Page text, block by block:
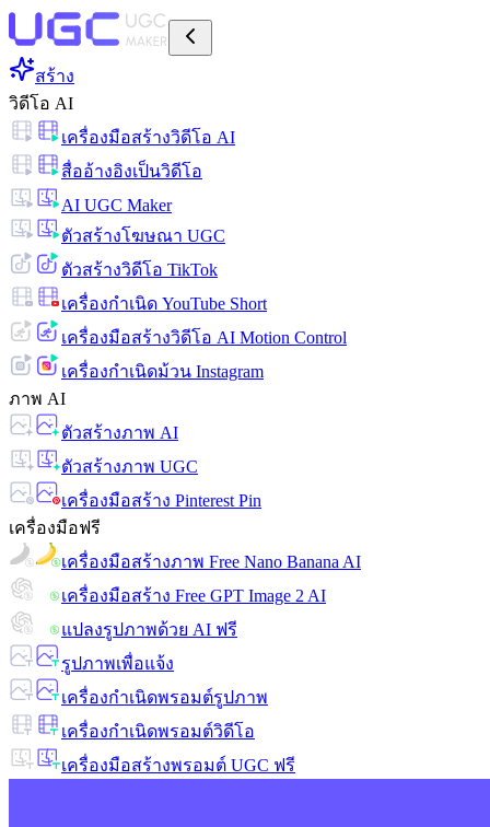
สร้าง
วิดีโอ AI
เครื่องมือสร้างวิดีโอ AI
สื่ออ้างอิงเป็นวิดีโอ
AI UGC Maker
ตัวสร้างโฆษณา UGC
ตัวสร้างวิดีโอ TikTok
เครื่องกำเนิด YouTube Short
เครื่องมือสร้างวิดีโอ AI Motion Control
เครื่องกำเนิดม้วน Instagram
ภาพ AI
ตัวสร้างภาพ AI
ตัวสร้างภาพ UGC
เครื่องมือสร้าง Pinterest Pin
เครื่องมือฟรี
เครื่องมือสร้างภาพ Free Nano Banana AI
เครื่องมือสร้าง Free GPT Image 2 AI
แปลงรูปภาพด้วย AI ฟรี
รูปภาพเพื่อแจ้ง
เครื่องกำเนิดพรอมต์รูปภาพ
เครื่องกำเนิดพรอมต์วิดีโอ
เครื่องมือสร้างพรอมต์ UGC ฟรี